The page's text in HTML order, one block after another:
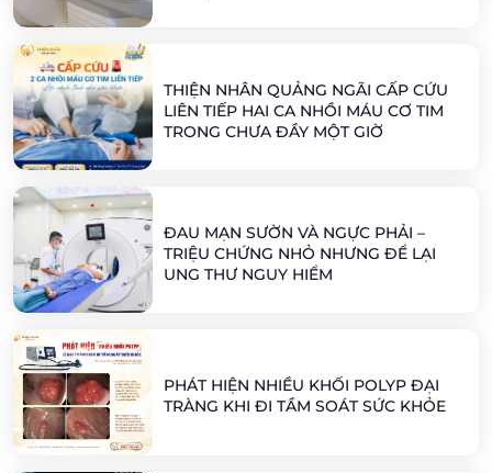
THIỆN NHÂN QUẢNG NGÃI CẤP CỨU
LIÊN TIẾP HAI CA NHỒI MÁU CƠ TIM
TRONG CHƯA ĐẦY MỘT GIỜ
ĐAU MẠN SƯỜN VÀ NGỰC PHẢI –
TRIỆU CHỨNG NHỎ NHƯNG ĐỂ LẠI
UNG THƯ NGUY HIỂM
PHÁT HIỆN NHIỀU KHỐI POLYP ĐẠI
TRÀNG KHI ĐI TẦM SOÁT SỨC KHỎE